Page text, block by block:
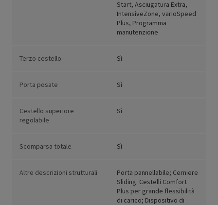
Start, Asciugatura Extra,
IntensiveZone, varioSpeed
Plus, Programma
manutenzione
Terzo cestello Sì
Porta posate Sì
Cestello superiore
regolabile
Sì
Scomparsa totale Sì
Altre descrizioni strutturali
Porta pannellabile; Cerniere
Sliding. Cestelli Comfort
Plus per grande flessibilità
di carico; Dispositivo di